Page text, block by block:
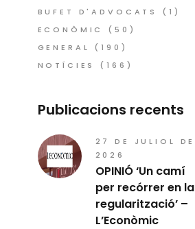
BUFET D'ADVOCATS
(1)
ECONÒMIC
(50)
GENERAL
(190)
NOTÍCIES
(166)
Publicacions recents
27 DE JULIOL DE
2026
OPINIÓ ‘Un camí
per recórrer en la
regularització’ –
L’Econòmic